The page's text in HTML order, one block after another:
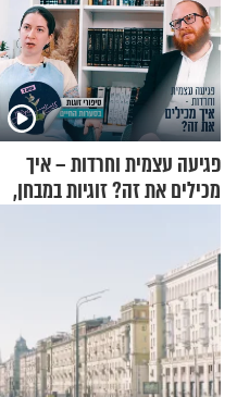
פגיעה עצמית וחרדות – איך
מכילים את זה? זוגיות במבחן,